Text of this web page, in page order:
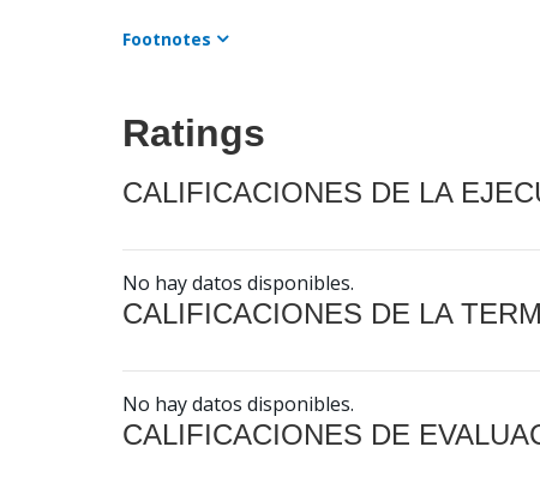
Footnotes
Ratings
CALIFICACIONES DE LA
No hay datos disponibles.
CALIFICACIONES DE LA
No hay datos disponibles.
CALIFICACIONES DE